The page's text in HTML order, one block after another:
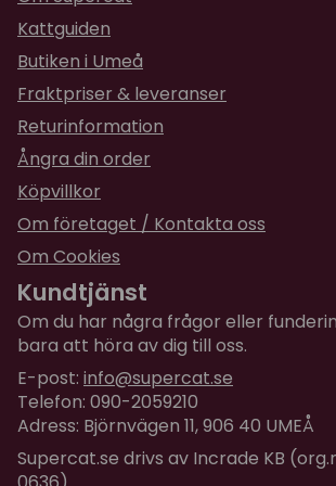
Uppladdningsbar USB
Storlek: 25 x 25,5 x 13,6 cm
Kattguiden
Butiken i Umeå
Fraktpriser & leveranser
Returinformation
Ångra din order
Köpvillkor
Om företaget / Kontakta oss
Om Cookies
Kundtjänst
Om du har några frågor eller
bara att höra av dig till oss.
E-post: info@supercat.se
Telefon: 090-2059210
Adress: Björnvägen 11, 906 40 UMEÅ
Supercat.se drivs av Incrade KB